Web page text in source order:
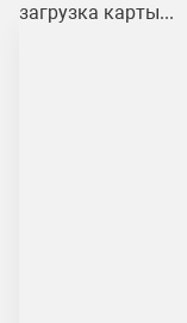
загрузка карты...